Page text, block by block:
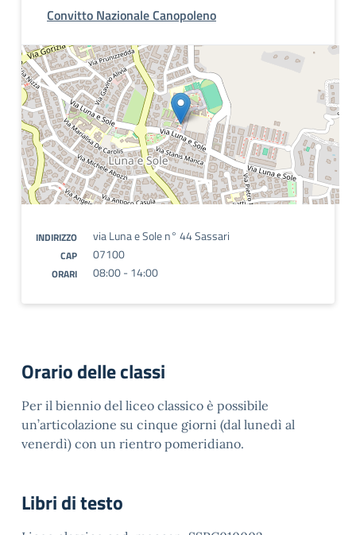
Convitto Nazionale Canopoleno
INDIRIZZO via Luna e Sole n° 44 Sassari
CAP 07100
ORARI 08:00 - 14:00
Orario delle classi
Per il biennio del liceo classico è possibile
un’articolazione su cinque giorni (dal lunedì al
venerdì) con un rientro pomeridiano.
Libri di testo